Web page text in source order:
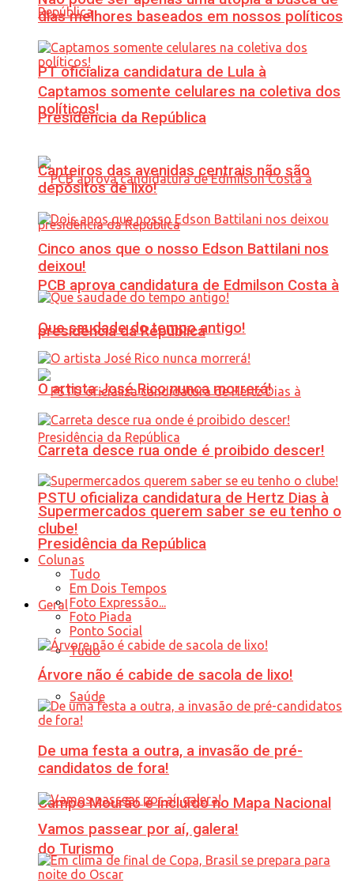
PT oficializa candidatura de Lula à
Presidência da República
PCB aprova candidatura de Edmilson Costa à
presidência da República
PSTU oficializa candidatura de Hertz Dias à
Presidência da República
Geral
Tudo
Saúde
Campo Mourão é incluído no Mapa Nacional
do Turismo
dias melhores baseados em nossos políticos
Captamos somente celulares na coletiva dos
políticos!
Canteiros das avenidas centrais não são
depósitos de lixo!
Cinco anos que o nosso Edson Battilani nos
deixou!
Que saudade do tempo antigo!
O artista José Rico nunca morrerá!
Carreta desce rua onde é proibido descer!
Supermercados querem saber se eu tenho o
clube!
Colunas
Tudo
Em Dois Tempos
Foto Expressão...
Foto Piada
Ponto Social
Árvore não é cabide de sacola de lixo!
De uma festa a outra, a invasão de pré-
candidatos de fora!
Vamos passear por aí, galera!